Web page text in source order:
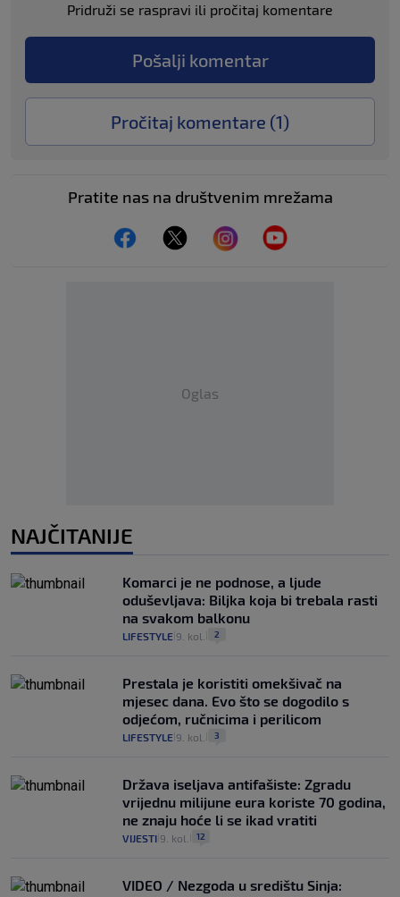
Pridruži se raspravi ili pročitaj komentare
Pošalji komentar
Pročitaj komentare (1)
Pratite nas na društvenim mrežama
Oglas
NAJČITANIJE
Komarci je ne podnose, a ljude
oduševljava: Biljka koja bi trebala rasti
na svakom balkonu
LIFESTYLE 9. kol. 2
Prestala je koristiti omekšivač na
mjesec dana. Evo što se dogodilo s
odjećom, ručnicima i perilicom
LIFESTYLE 9. kol. 3
Država iseljava antifašiste: Zgradu
vrijednu milijune eura koriste 70 godina,
ne znaju hoće li se ikad vratiti
VIJESTI 9. kol. 12
VIDEO / Nezgoda u središtu Sinja: